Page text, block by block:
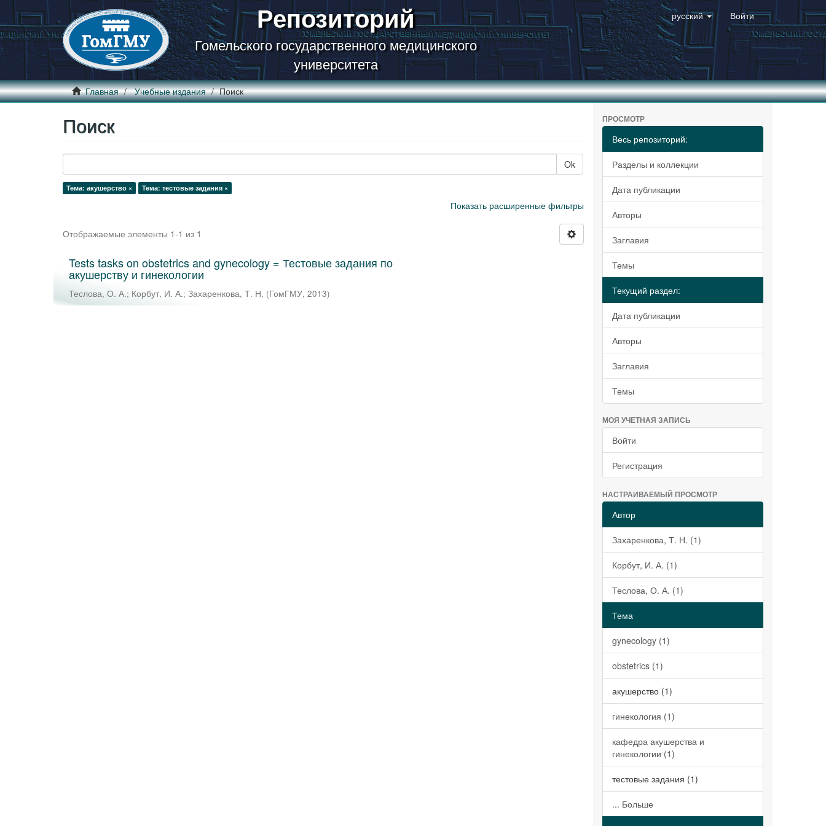
Репозиторий
Гомельского государственного медицинского
университета
русский Войти
Главная Учебные издания Поиск
Поиск
Ok
Тема: акушерство × Тема: тестовые задания ×
Показать расширенные фильтры
Отображаемые элементы 1-1 из 1
Tests tasks on obstetrics and gynecology = Тестовые задания по
акушерству и гинекологии
Теслова, О. А.; Корбут, И. А.; Захаренкова, Т. Н. (ГомГМУ, 2013)
ПРОСМОТР
Весь репозиторий:
Разделы и коллекции
Дата публикации
Авторы
Заглавия
Темы
Текущий раздел:
Дата публикации
Авторы
Заглавия
Темы
МОЯ УЧЕТНАЯ ЗАПИСЬ
Войти
Регистрация
НАСТРАИВАЕМЫЙ ПРОСМОТР
Автор
Захаренкова, Т. Н. (1)
Корбут, И. А. (1)
Теслова, О. А. (1)
Тема
gynecology (1)
obstetrics (1)
акушерство (1)
гинекология (1)
кафедра акушерства и
гинекологии (1)
тестовые задания (1)
... Больше